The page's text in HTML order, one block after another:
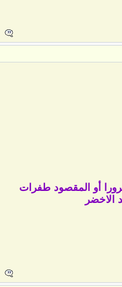
أو المقصود طفرات
الاخضر